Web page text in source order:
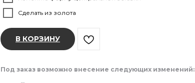
Сделать из золота
В КОРЗИНУ
Под заказ возможно внесение следующих изменений: